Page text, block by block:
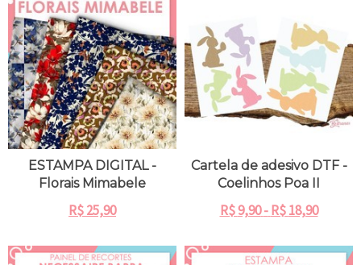
ESTAMPA DIGITAL -
Florais Mimabele
R$25,90
Cartela de adesivo DTF -
Coelinhos Poa II
R$9,90 - R$18,90